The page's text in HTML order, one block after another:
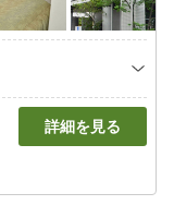
詳細を見る